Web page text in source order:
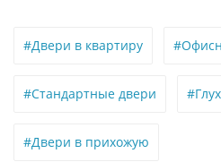
#Двери в квартиру
#Стандартные двери
#Двери в прихожую